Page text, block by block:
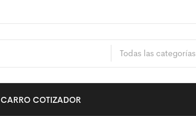
Todas las categorías
CARRO COTIZADOR